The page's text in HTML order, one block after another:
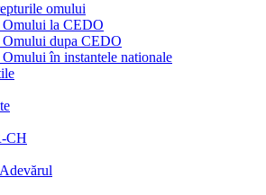
omului
la CEDO
dupa CEDO
în instantele nationale
CH